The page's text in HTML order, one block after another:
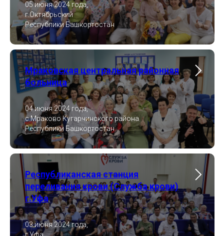
05 июня 2024 года,
г.Октябрьский
Республики Башкортостан
Мраковская центральная районная
больница
04 июня 2024 года,
с.Мраково Кугарчинского района
Республики Башкортостан
Республиканская станция
переливания крови (Служба крови)
г.Уфа
03 июня 2024 года,